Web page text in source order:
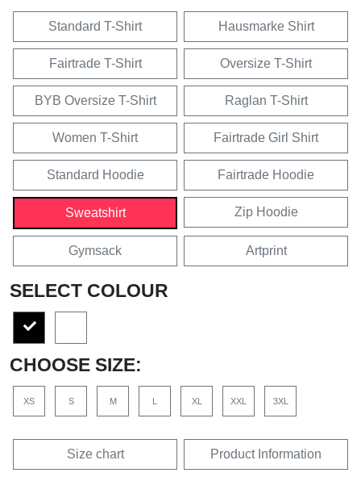
Standard T-Shirt Hausmarke Shirt
Fairtrade T-Shirt Oversize T-Shirt
BYB Oversize T-Shirt Raglan T-Shirt
Women T-Shirt Fairtrade Girl Shirt
Standard Hoodie Fairtrade Hoodie
Sweatshirt Zip Hoodie
Gymsack Artprint
SELECT COLOUR
CHOOSE SIZE:
XS S M XL XXL 3XL
Size chart Product Information